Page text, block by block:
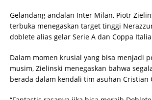
Gelandang andalan Inter Milan, Piotr
terbuka menegaskan target tinggi
doblete alias gelar Serie A dan Coppa
Dalam momen krusial yang bisa menjadi
musim, Zielinski menegaskan bahwa
berada dalam kendali tim asuhan Cristian